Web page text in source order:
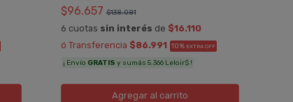
$96.657 $138.081
6 cuotas sin interés de $16.110
ó Transferencia $86.991 10% EXTRA OFF
¡ Envío GRATIS y sumás 5.366 Leloir$ !
Agregaral carrito